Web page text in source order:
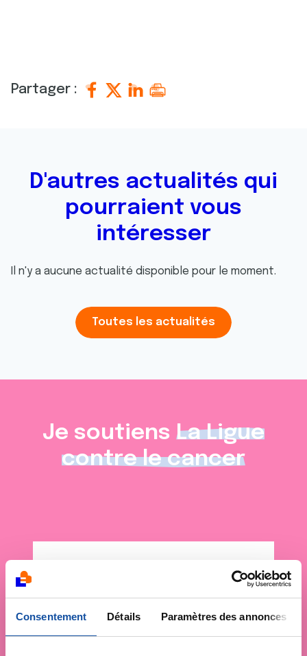
Consentement Détails Paramètres des annonces
Partager :
D'autres actualités qui
pourraient vous
intéresser
Il n'y a aucune actualité disponible pour le moment.
Toutes les actualités
Je soutiens La Ligue
contre le cancer